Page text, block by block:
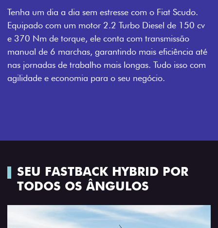
Tenha um dia a dia sem estresse com o Fiat Scudo.
Equipado com um motor 2.2 Turbo Diesel de 150 cv
e 370 Nm de torque, ele conta com transmissão
manual de 6 marchas, garantindo mais eficiência até
nas jornadas de trabalho mais longas. Tudo isso com
agilidade e economia para o seu negócio.
SEU FASTBACK HYBRID POR
TODOS OS ÂNGULOS